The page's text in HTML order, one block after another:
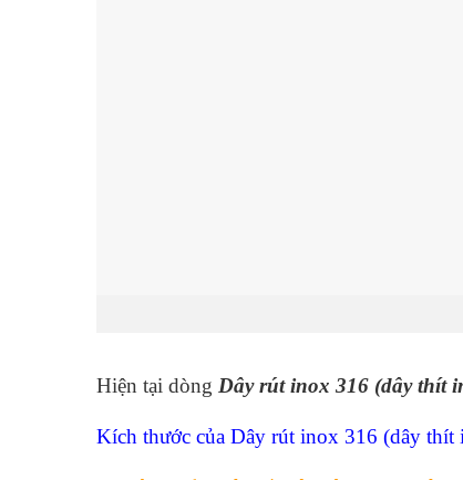
Hiện tại dòng Dây rút inox 316 (dây thít
Kích thước của Dây rút inox 316 (dây thít